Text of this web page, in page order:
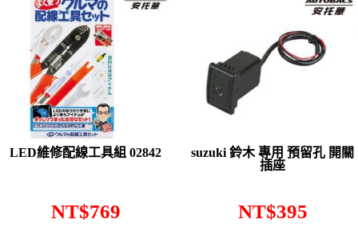
LED維修配線工具組 02842
NT$769
suzuki 鈴木 專用 預留孔 開關
插座
NT$395